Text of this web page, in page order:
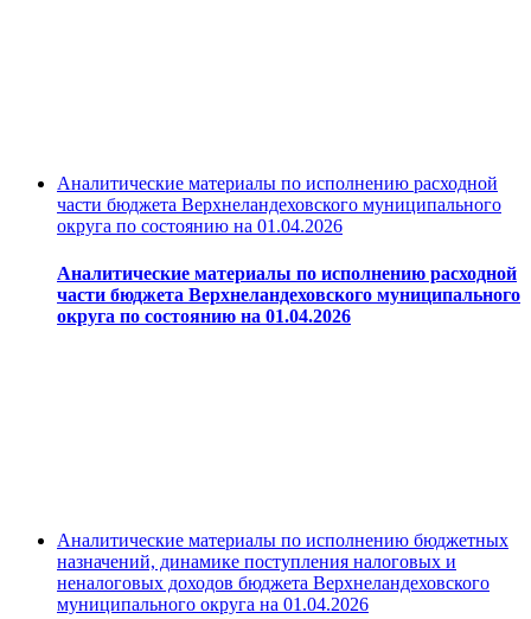
Аналитические материалы по исполнению расходной
части бюджета Верхнеландеховского муниципального
округа по состоянию на 01.04.2026
Аналитические материалы по исполнению расходной
части бюджета Верхнеландеховского муниципального
округа по состоянию на 01.04.2026
Аналитические материалы по исполнению бюджетных
назначений, динамике поступления налоговых и
неналоговых доходов бюджета Верхнеландеховского
муниципального округа на 01.04.2026